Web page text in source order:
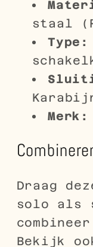
staal
Type:
Merk:
Draag
solo als
Bekijk